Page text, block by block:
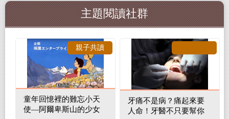
主題閱讀社群
童年回憶裡的難忘小天
使—阿爾卑斯山的少女
親子共讀
牙痛不是病？痛起來要
人命！牙醫不只要幫你